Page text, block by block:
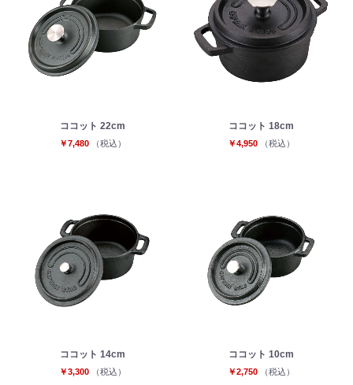
ココット 22cm
￥7,480 （税込）
ココット 18cm
￥4,950 （税込）
ココット 14cm
￥3,300 （税込）
ココット 10cm
￥2,750 （税込）